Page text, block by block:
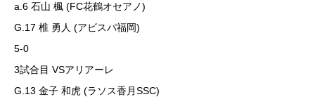
a.6 石山 楓 (FC花鶴オセアノ)
G.17 椎 勇人 (アビスパ福岡)
5-0
3試合目 VSアリアーレ
G.13 金子 和虎 (ラソス香月SSC)